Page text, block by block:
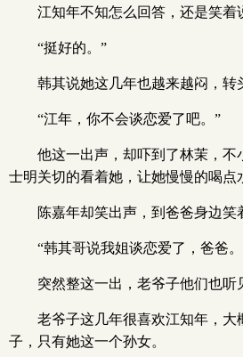
江知年不知怎么回答，还是笑着
“挺好的。”
韩其说她这几年也越来越闷，转
“江年，你不会谈恋爱了吧。”
他这一出声，却吓到了林茉，不
士明关切的看着她，让她慢慢的喝点
陈嘉年却笑出声，到爸爸身边笑
“韩其哥说我姐谈恋爱了，爸爸
突然整这一出，老爷子他们也听
老爷子这几年很喜欢江知年，大
子，只有她这一个孙女。